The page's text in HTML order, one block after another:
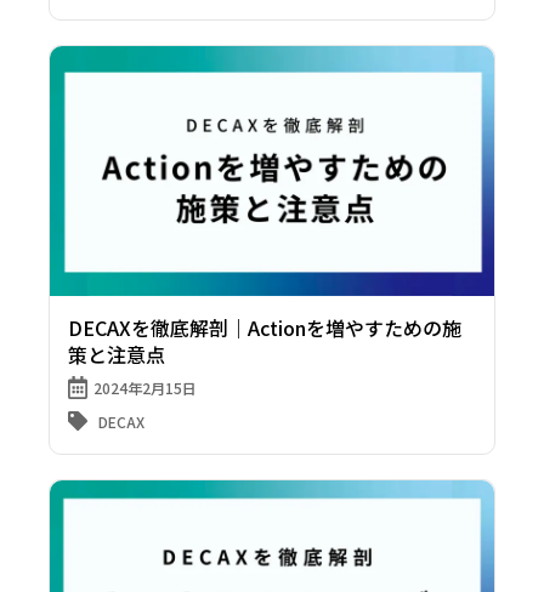
DECAXを徹底解剖｜Actionを増やすための施
策と注意点
2024年2月15日
DECAX